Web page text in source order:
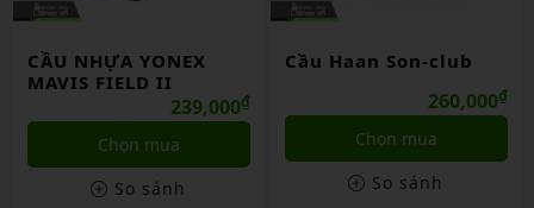
CẦU NHỰA YONEX
MAVIS FIELD II
239,000₫
Chọn mua
So sánh
Cầu Haan Son-club
260,000₫
Chọn mua
So sánh